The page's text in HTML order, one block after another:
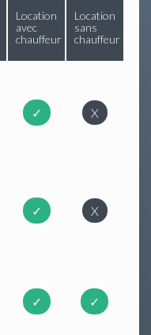
Location
avec
chauffeur
Location
sans
chauffeur
✓ X
✓ X
✓ ✓